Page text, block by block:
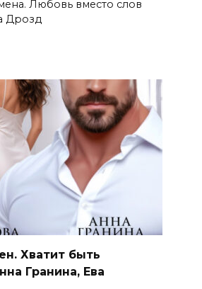
Любовь вместо слов
Дрозд
Хватит быть
Гранина, Ева